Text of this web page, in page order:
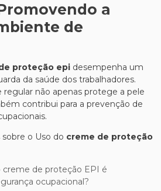
a
de
proteção epi desempenha um
da saúde dos trabalhadores.
regular não apenas protege a pele
contribui para a prevenção de
o Uso do creme de proteção
ocupacional?